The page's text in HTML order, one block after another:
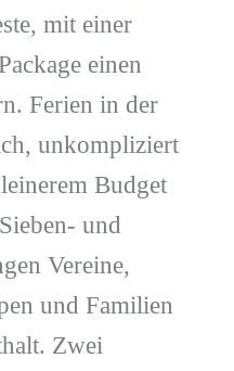
mit einer
einen
Ferien in der
unkompliziert
Budget
und
Vereine,
und Familien
Zwei